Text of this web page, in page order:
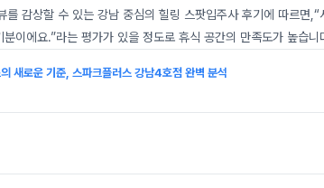
를 감상할 수 있는 강남 중심의 힐링 스팟입주사 후기에 따르면,“
이에요.”라는 평가가 있을 정도로 휴식 공간의 만족도가 높습니
새로운 기준, 스파크플러스 강남4호점 완벽 분석